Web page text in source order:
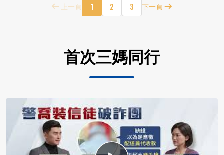
上一頁 1 2 3 下一頁
首次三媽同行